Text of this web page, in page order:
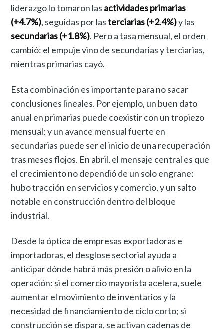
liderazgo lo tomaron las actividades primarias
(+4.7%), seguidas por lasterciarias (+2.4%)y las
secundarias (+1.8%). Pero a tasa mensual, el orden
cambió: el empuje vino de secundarias y terciarias,
mientras primarias cayó.
Esta combinación es importante para no sacar
conclusiones lineales. Por ejemplo, un buen dato
anual en primarias puede coexistir con un tropiezo
mensual; y un avance mensual fuerte en
secundarias puede ser el inicio de una recuperación
tras meses flojos. En abril, el mensaje central es que
el crecimiento no dependió de un solo engrane:
hubo tracción en servicios y comercio, y un salto
notable en construcción dentro del bloque
industrial.
Desde la óptica de empresas exportadoras e
importadoras, el desglose sectorial ayuda a
anticipar dónde habrá más presión o alivio en la
operación: si el comercio mayorista acelera, suele
aumentar el movimiento de inventarios y la
necesidad de financiamiento de ciclo corto; si
construcción se dispara, se activan cadenas de